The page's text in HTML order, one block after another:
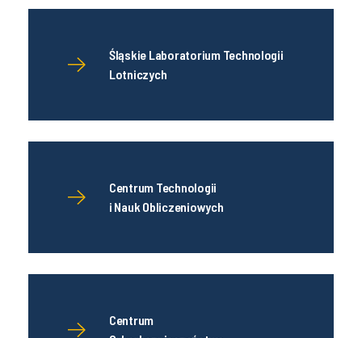
Śląskie Laboratorium Technologii
Lotniczych
Centrum Technologii
i Nauk Obliczeniowych
Centrum